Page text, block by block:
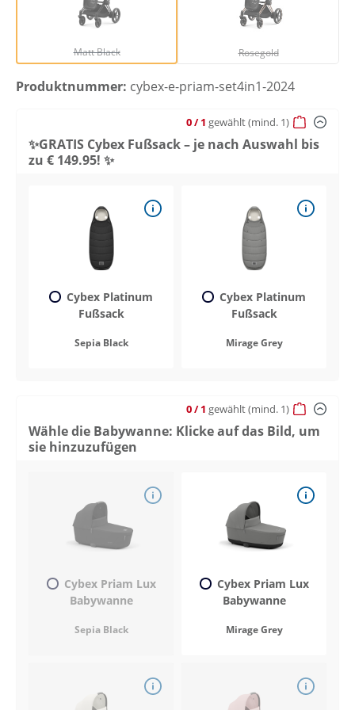
Matt Black
Matt Black
(Diese Option ist zurzeit nicht verfügbar.)
Rosegold
Rosegold
(Diese Option ist
Produktnummer: cybex-e-priam-set4in1-2024
✨GRATIS Cybex Fußsack – je nach Auswahl bis
zu € 149.95! ✨
0/ 1 gewählt(mind. 1)
Cybex Platinum
Fußsack
Sepia Black
Cybex Platinum
Fußsack
Mirage Grey
Wähle die Babywanne: Klicke auf das Bild, um
sie hinzuzufügen
0/ 1 gewählt(mind. 1)
Cybex Priam Lux
Babywanne
Sepia Black
Cybex Priam Lux
Babywanne
Mirage Grey